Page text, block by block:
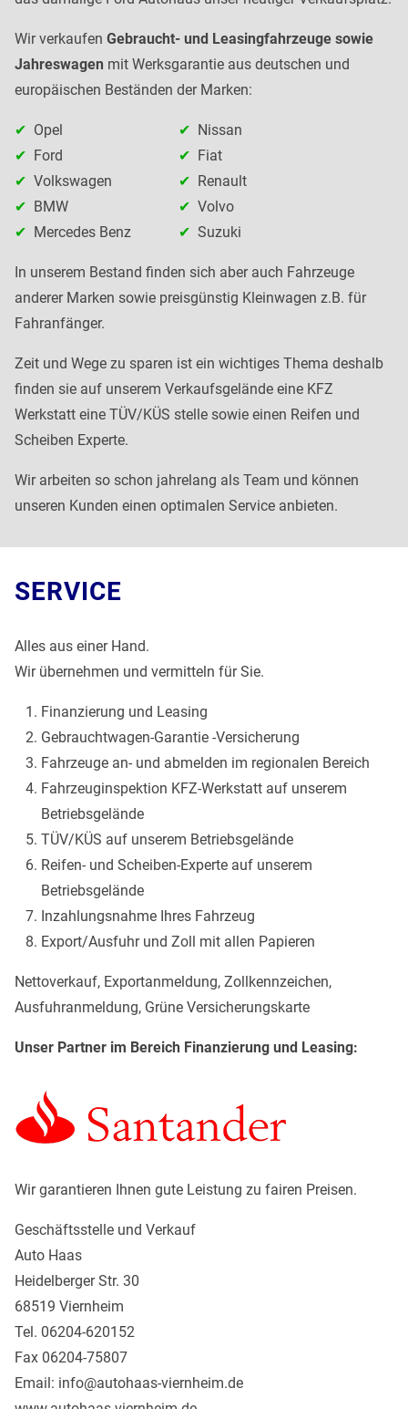
Wir verkaufen Gebraucht- und Leasingfahrzeuge sowie
Jahreswagen mit Werksgarantie aus deutschen und
europäischen Beständen der Marken:
Opel
Ford
Volkswagen
BMW
Mercedes Benz
Nissan
Fiat
Renault
Volvo
Suzuki
In unserem Bestand finden sich aber auch Fahrzeuge
anderer Marken sowie preisgünstig Kleinwagen z.B. für
Fahranfänger.
Zeit und Wege zu sparen ist ein wichtiges Thema deshalb
finden sie auf unserem Verkaufsgelände eine KFZ
Werkstatt eine TÜV/KÜS stelle sowie einen Reifen und
Scheiben Experte.
Wir arbeiten so schon jahrelang als Team und können
unseren Kunden einen optimalen Service anbieten.
SERVICE
Alles aus einer Hand.
Wir übernehmen und vermitteln für Sie.
Finanzierung und Leasing
Gebrauchtwagen-Garantie -Versicherung
Fahrzeuge an- und abmelden im regionalen Bereich
Fahrzeuginspektion KFZ-Werkstatt auf unserem
Betriebsgelände
TÜV/KÜS auf unserem Betriebsgelände
Reifen- und Scheiben-Experte auf unserem
Betriebsgelände
Inzahlungsnahme Ihres Fahrzeug
Export/Ausfuhr und Zoll mit allen Papieren
Nettoverkauf, Exportanmeldung, Zollkennzeichen,
Ausfuhranmeldung, Grüne Versicherungskarte
Unser Partner im Bereich Finanzierung und Leasing:
Wir garantieren Ihnen gute Leistung zu fairen Preisen.
Geschäftsstelle und Verkauf
Auto Haas
Heidelberger Str. 30
68519 Viernheim
Tel. 06204-620152
Fax 06204-75807
Email: info@autohaas-viernheim.de